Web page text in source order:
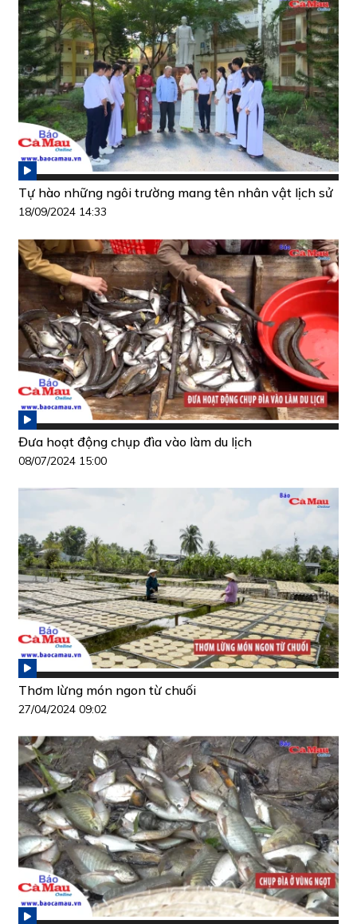
Tự hào những ngôi trường mang tên nhân vật lịch sử
18/09/2024 14:33
Đưa hoạt động chụp đìa vào làm du lịch
08/07/2024 15:00
Thơm lừng món ngon từ chuối
27/04/2024 09:02